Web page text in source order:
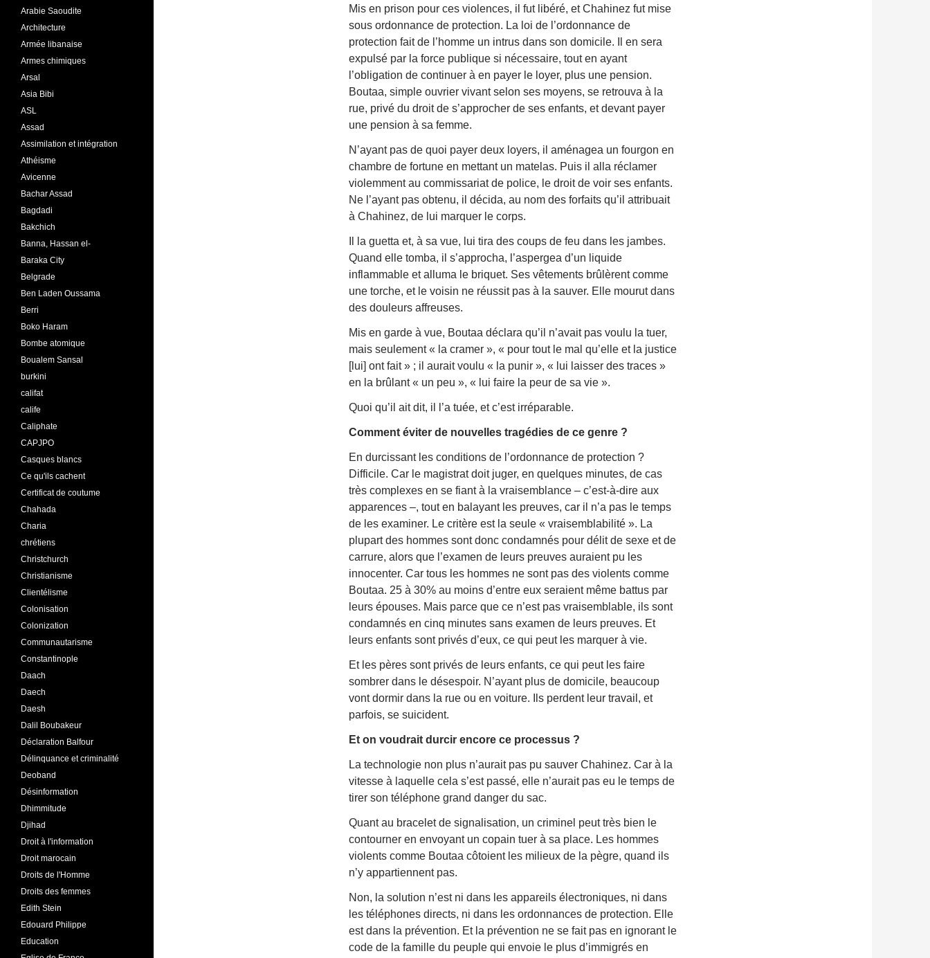
Mis en prison pour ces violences, il fut libéré, et Chahinez fut mise
sous ordonnance de protection. La loi de l’ordonnance de
protection fait de l’homme un intrus dans son domicile. Il en sera
expulsé par la force publique si nécessaire, tout en ayant
l’obligation de continuer à en payer le loyer, plus une pension.
Boutaa, simple ouvrier vivant selon ses moyens, se retrouva à la
rue, privé du droit de s’approcher de ses enfants, et devant payer
une pension à sa femme.
N’ayant pas de quoi payer deux loyers, il aménagea un fourgon en
chambre de fortune en mettant un matelas. Puis il alla réclamer
violemment au commissariat de police, le droit de voir ses enfants.
Ne l’ayant pas obtenu, il décida, au nom des forfaits qu’il attribuait
à Chahinez, de lui marquer le corps.
Il la guetta et, à sa vue, lui tira des coups de feu dans les jambes.
Quand elle tomba, il s’approcha, l’aspergea d’un liquide
inflammable et alluma le briquet. Ses vêtements brûlèrent comme
une torche, et le voisin ne réussit pas à la sauver. Elle mourut dans
des douleurs affreuses.
Mis en garde à vue, Boutaa déclara qu’il n’avait pas voulu la tuer,
mais seulement « la cramer », « pour tout le mal qu’elle et la justice
[lui] ont fait » ; il aurait voulu « la punir », « lui laisser des traces »
en la brûlant « un peu », « lui faire la peur de sa vie ».
Quoi qu’il ait dit, il l’a tuée, et c’est irréparable.
Comment éviter de nouvelles tragédies de ce genre ?
En durcissant les conditions de l’ordonnance de protection ?
Difficile. Car le magistrat doit juger, en quelques minutes, de cas
très complexes en se fiant à la vraisemblance – c’est-à-dire aux
apparences –, tout en balayant les preuves, car il n’a pas le temps
de les examiner. Le critère est la seule « vraisemblabilité ». La
plupart des hommes sont donc condamnés pour délit de sexe et de
carrure, alors que l’examen de leurs preuves auraient pu les
innocenter. Car tous les hommes ne sont pas des violents comme
Boutaa. 25 à 30% au moins d’entre eux seraient même battus par
leurs épouses. Mais parce que ce n’est pas vraisemblable, ils sont
condamnés en cinq minutes sans examen de leurs preuves. Et
leurs enfants sont privés d’eux, ce qui peut les marquer à vie.
Et les pères sont privés de leurs enfants, ce qui peut les faire
sombrer dans le désespoir. N’ayant plus de domicile, beaucoup
vont dormir dans la rue ou en voiture. Ils perdent leur travail, et
parfois, se suicident.
Et on voudrait durcir encore ce processus ?
La technologie non plus n’aurait pas pu sauver Chahinez. Car à la
vitesse à laquelle cela s’est passé, elle n’aurait pas eu le temps de
tirer son téléphone grand danger du sac.
Quant au bracelet de signalisation, un criminel peut très bien le
contourner en envoyant un copain tuer à sa place. Les hommes
violents comme Boutaa côtoient les milieux de la pègre, quand ils
n’y appartiennent pas.
Non, la solution n’est ni dans les appareils électroniques, ni dans
les téléphones directs, ni dans les ordonnances de protection. Elle
est dans la prévention. Et la prévention ne se fait pas en ignorant le
code de la famille du peuple qui envoie le plus d’immigrés en
Arabie Saoudite
Architecture
Armée libanaise
Armes chimiques
Arsal
Asia Bibi
ASL
Assad
Assimilation et intégration
Athéisme
Avicenne
Bachar Assad
Bagdadi
Bakchich
Banna, Hassan el-
Baraka City
Belgrade
Ben Laden Oussama
Berri
Boko Haram
Bombe atomique
Boualem Sansal
burkini
califat
calife
Caliphate
CAPJPO
Casques blancs
Ce qu'ils cachent
Certificat de coutume
Chahada
Charia
chrétiens
Christchurch
Christianisme
Clientélisme
Colonisation
Colonization
Communautarisme
Constantinople
Daach
Daech
Daesh
Dalil Boubakeur
Déclaration Balfour
Délinquance et criminalité
Deoband
Désinformation
Dhimmitude
Djihad
Droit à l'information
Droit marocain
Droits de l'Homme
Droits des femmes
Edith Stein
Edouard Philippe
Education